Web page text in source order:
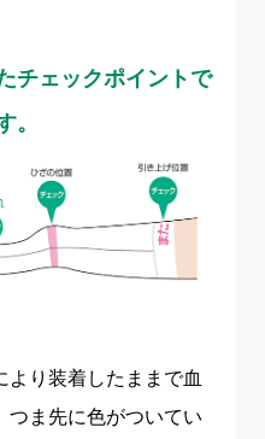
チェックポイントで
り装着したままで血
ま先に色がついてい